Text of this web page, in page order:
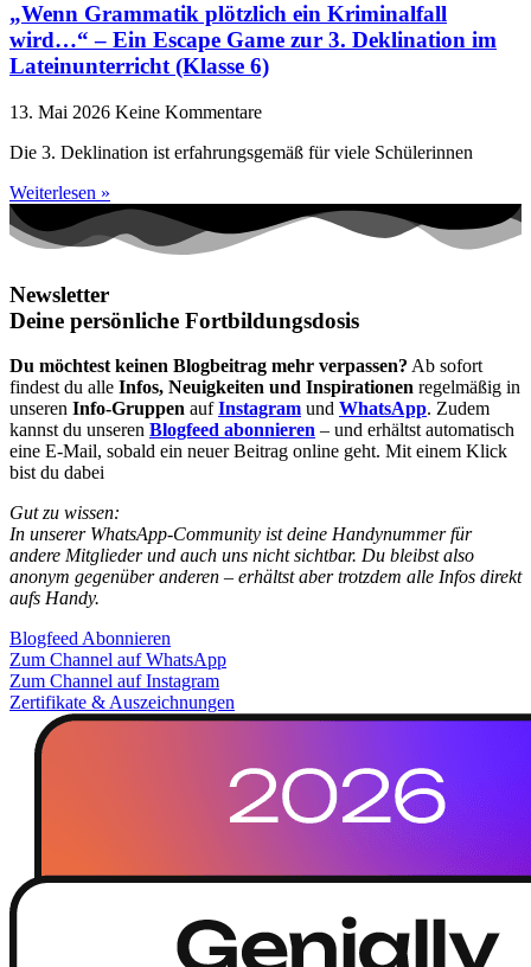
„Wenn Grammatik plötzlich ein Kriminalfall
wird…“ – Ein Escape Game zur 3. Deklination im
Lateinunterricht (Klasse 6)
13. Mai 2026 Keine Kommentare
Die 3. Deklination ist erfahrungsgemäß für viele Schülerinnen
Weiterlesen »
Newsletter
Deine persönliche Fortbildungsdosis
Du möchtest keinen Blogbeitrag mehr verpassen? Ab sofort
findest du alle Infos, Neuigkeiten und Inspirationen regelmäßig in
unseren Info-Gruppen aufInstagram und WhatsApp. Zudem
kannst du unseren Blogfeed abonnieren – und erhältst automatisch
eine E-Mail, sobald ein neuer Beitrag online geht. Mit einem Klick
bist du dabei
Gut zu wissen:
In unserer WhatsApp-Community ist deine Handynummer für
andere Mitglieder und auch uns nicht sichtbar. Du bleibst also
anonym gegenüber anderen – erhältst aber trotzdem alle Infos direkt
aufs Handy.
Blogfeed Abonnieren
Zum Channel auf WhatsApp
Zum Channel auf Instagram
Zertifikate & Auszeichnungen